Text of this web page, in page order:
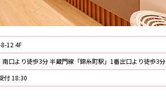
12 4F
南口より徒歩3分 半蔵門線「錦糸町駅」1番出口より徒歩3分
付 18:30